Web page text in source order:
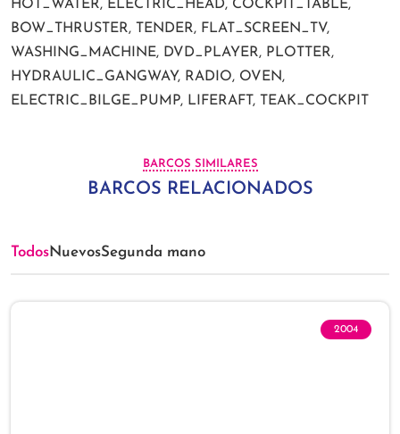
HOT_WATER, ELECTRIC_HEAD, COCKPIT_TABLE,
BOW_THRUSTER, TENDER, FLAT_SCREEN_TV,
WASHING_MACHINE, DVD_PLAYER, PLOTTER,
HYDRAULIC_GANGWAY, RADIO, OVEN,
ELECTRIC_BILGE_PUMP, LIFERAFT, TEAK_COCKPIT
BARCOS SIMILARES
BARCOS RELACIONADOS
TodosNuevosSegunda mano
2004